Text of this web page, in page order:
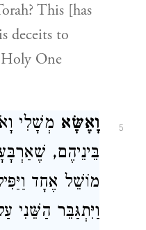
This [has
deceits to
One
5 וָאֶשָּׂא מְשָׁלִי
בֵּינֵיהֶם,
מוֹשֵׁל אֶחָד
וַיִּתְגַּבֵּר הַשֵּׁנִי